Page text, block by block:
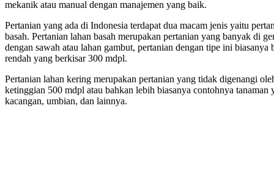
mekanik atau manual dengan manajemen yang baik.
Pertanian yang ada di Indonesia terdapat dua macam jenis yaitu
basah. Pertanian lahan basah merupakan pertanian yang banyak di
dengan sawah atau lahan gambut, pertanian dengan tipe ini biasanya
rendah yang berkisar 300 mdpl.
Pertanian lahan kering merupakan pertanian yang tidak digenangi
ketinggian 500 mdpl atau bahkan lebih biasanya contohnya tanaman
kacangan, umbian, dan lainnya.